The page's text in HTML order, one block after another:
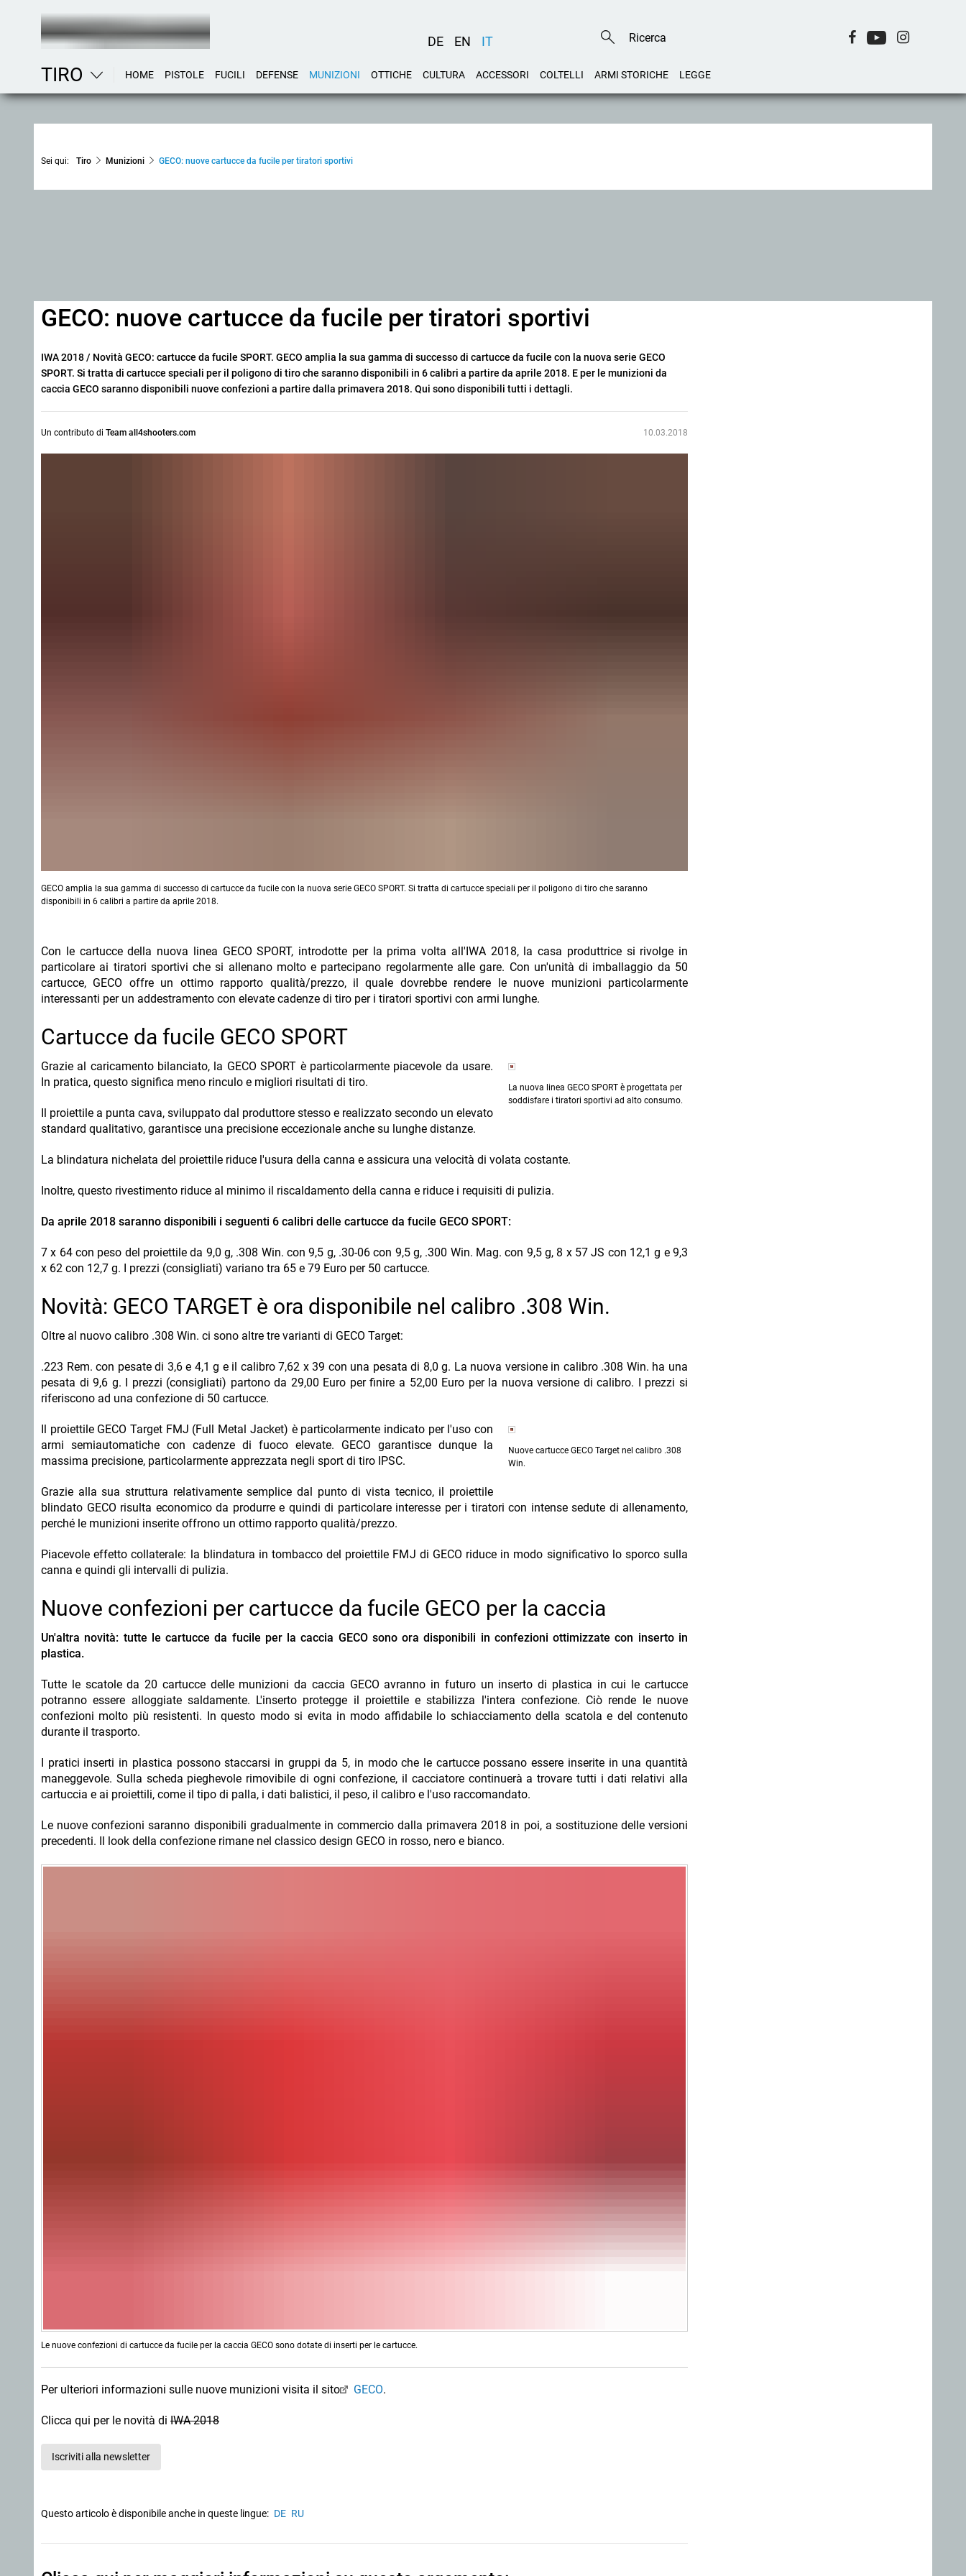
DE EN IT
TIRO HOME PISTOLE FUCILI DEFENSE MUNIZIONI OTTICHE CULTURA ACCESSORI COLTELLI ARMI STORICHE LEGGE
Sei qui: Tiro Munizioni GECO: nuove cartucce da fucile per tiratori sportivi
GECO: nuove cartucce da fucile per tiratori sportivi
IWA 2018 / Novità GECO: cartucce da fucile SPORT. GECO amplia la sua gamma di successo di cartucce da fucile con la nuova serie GECO
SPORT. Si tratta di cartucce speciali per il poligono di tiro che saranno disponibili in 6 calibri a partire da aprile 2018. E per le munizioni da
caccia GECO saranno disponibili nuove confezioni a partire dalla primavera 2018. Qui sono disponibili tutti i dettagli.
Un contributo di Team all4shooters.com 10.03.2018
GECO amplia la sua gamma di successo di cartucce da fucile con la nuova serie GECO SPORT. Si tratta di cartucce speciali per il poligono di tiro che saranno
disponibili in 6 calibri a partire da aprile 2018.
Con le cartucce della nuova linea GECO SPORT, introdotte per la prima volta all'IWA 2018, la casa produttrice si rivolge in
particolare ai tiratori sportivi che si allenano molto e partecipano regolarmente alle gare. Con un'unità di imballaggio da 50
cartucce, GECO offre un ottimo rapporto qualità/prezzo, il quale dovrebbe rendere le nuove munizioni particolarmente
interessanti per un addestramento con elevate cadenze di tiro per i tiratori sportivi con armi lunghe.
Cartucce da fucile GECO SPORT
La nuova linea GECO SPORT è progettata per
soddisfare i tiratori sportivi ad alto consumo.
Grazie al caricamento bilanciato, la GECO SPORT è particolarmente piacevole da usare.
In pratica, questo significa meno rinculo e migliori risultati di tiro.
Il proiettile a punta cava, sviluppato dal produttore stesso e realizzato secondo un elevato
standard qualitativo, garantisce una precisione eccezionale anche su lunghe distanze.
La blindatura nichelata del proiettile riduce l'usura della canna e assicura una velocità di volata costante.
Inoltre, questo rivestimento riduce al minimo il riscaldamento della canna e riduce i requisiti di pulizia.
Da aprile 2018 saranno disponibili i seguenti 6 calibri delle cartucce da fucile GECO SPORT:
7 x 64 con peso del proiettile da 9,0 g, .308 Win. con 9,5 g, .30-06 con 9,5 g, .300 Win. Mag. con 9,5 g, 8 x 57 JS con 12,1 g e 9,3
x 62 con 12,7 g. I prezzi (consigliati) variano tra 65 e 79 Euro per 50 cartucce.
Novità: GECO TARGET è ora disponibile nel calibro .308 Win.
Oltre al nuovo calibro .308 Win. ci sono altre tre varianti di GECO Target:
.223 Rem. con pesate di 3,6 e 4,1 g e il calibro 7,62 x 39 con una pesata di 8,0 g. La nuova versione in calibro .308 Win. ha una
pesata di 9,6 g. I prezzi (consigliati) partono da 29,00 Euro per finire a 52,00 Euro per la nuova versione di calibro. I prezzi si
riferiscono ad una confezione di 50 cartucce.
Nuove cartucce GECO Target nel calibro .308
Win.
Il proiettile GECO Target FMJ (Full Metal Jacket) è particolarmente indicato per l'uso con
armi semiautomatiche con cadenze di fuoco elevate. GECO garantisce dunque la
massima precisione, particolarmente apprezzata negli sport di tiro IPSC.
Grazie alla sua struttura relativamente semplice dal punto di vista tecnico, il proiettile
blindato GECO risulta economico da produrre e quindi di particolare interesse per i tiratori con intense sedute di allenamento,
perché le munizioni inserite offrono un ottimo rapporto qualità/prezzo.
Piacevole effetto collaterale: la blindatura in tombacco del proiettile FMJ di GECO riduce in modo significativo lo sporco sulla
canna e quindi gli intervalli di pulizia.
Nuove confezioni per cartucce da fucile GECO per la caccia
Un'altra novità: tutte le cartucce da fucile per la caccia GECO sono ora disponibili in confezioni ottimizzate con inserto in
plastica.
Tutte le scatole da 20 cartucce delle munizioni da caccia GECO avranno in futuro un inserto di plastica in cui le cartucce
potranno essere alloggiate saldamente. L'inserto protegge il proiettile e stabilizza l'intera confezione. Ciò rende le nuove
confezioni molto più resistenti. In questo modo si evita in modo affidabile lo schiacciamento della scatola e del contenuto
durante il trasporto.
I pratici inserti in plastica possono staccarsi in gruppi da 5, in modo che le cartucce possano essere inserite in una quantità
maneggevole. Sulla scheda pieghevole rimovibile di ogni confezione, il cacciatore continuerà a trovare tutti i dati relativi alla
cartuccia e ai proiettili, come il tipo di palla, i dati balistici, il peso, il calibro e l'uso raccomandato.
Le nuove confezioni saranno disponibili gradualmente in commercio dalla primavera 2018 in poi, a sostituzione delle versioni
precedenti. Il look della confezione rimane nel classico design GECO in rosso, nero e bianco.
Le nuove confezioni di cartucce da fucile per la caccia GECO sono dotate di inserti per le cartucce.
Per ulteriori informazioni sulle nuove munizioni visita il sito GECO.
Clicca qui per le novità di IWA 2018
Iscriviti alla newsletter
Questo articolo è disponibile anche in queste lingue: DE RU